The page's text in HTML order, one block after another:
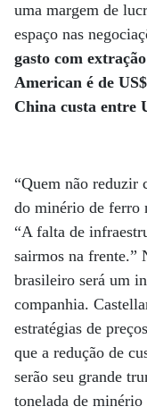
uma margem de
espaço nas
gasto com
American é de
China custa entre
“Quem não reduzir
do minério de ferro
“A falta de
sairmos na frente.”
brasileiro será um
companhia.
estratégias de
que a redução de
serão seu grande
tonelada de